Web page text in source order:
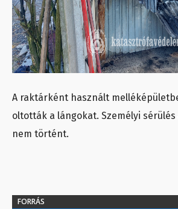
A raktárként használt
oltották a lángokat. Személyi sérülés
nem történt.
FORRÁS